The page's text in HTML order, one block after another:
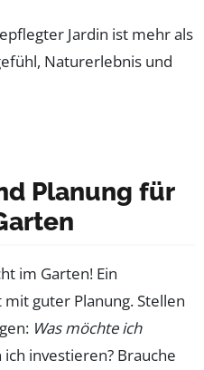
Jardin ist mehr als
Naturerlebnis und
Planung für
im Garten! Ein
guter Planung. Stellen
Was möchte ich
investieren? Brauche